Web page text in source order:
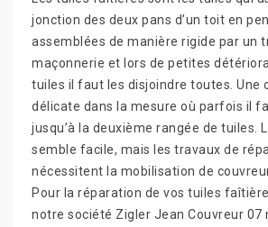
jonction des deux pans d’un toit en
assemblées de manière rigide par un
maçonnerie et lors de petites
tuiles il faut les disjoindre toutes. Une
délicate dans la mesure où parfois il
jusqu’à la deuxième rangée de tuiles.
semble facile, mais les travaux de
nécessitent la mobilisation de
Pour la réparation de vos tuiles
notre société Zigler Jean Couvreur 07